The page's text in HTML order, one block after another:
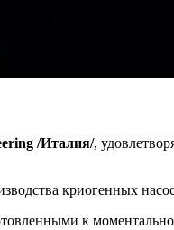
/Италия/,
криогенных
к